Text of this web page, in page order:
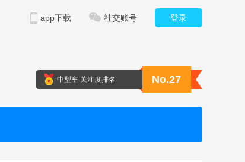
登录
社交账号
app下载
中型车 关注度排名 No.27